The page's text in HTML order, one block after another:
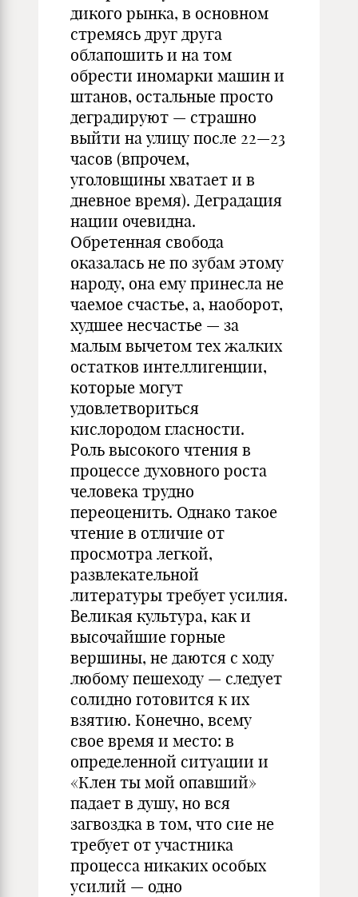
дикого рынка, в основном
стремясь друг друга
облапошить и на том
обрести иномарки машин и
штанов, остальные просто
деградируют — страшно
выйти на улицу после 22—23
часов (впрочем,
уголовщины хватает и в
дневное время). Деградация
нации очевидна.
Обретенная свобода
оказалась не по зубам этому
народу, она ему принесла не
чаемое счастье, а, наоборот,
худшее несчастье — за
малым вычетом тех жалких
остатков интеллигенции,
которые могут
удовлетвориться
кислородом гласности.
Роль высокого чтения в
процессе духовного роста
человека трудно
переоценить. Однако такое
чтение в отличие от
просмотра легкой,
развлекательной
литературы требует усилия.
Великая культура, как и
высочайшие горные
вершины, не даются с ходу
любому пешеходу — следует
солидно готовится к их
взятию. Конечно, всему
свое время и место: в
определенной ситуации и
«Клен ты мой опавший»
падает в душу, но вся
загвоздка в том, что сие не
требует от участника
процесса никаких особых
усилий — одно